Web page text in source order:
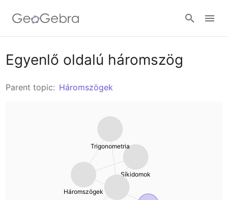
Anyagok
Geometria
Trigonometria
Calculators
Grafikus számológép
Join Lesson
Bejelentkezés
Egyenlő oldalú háromszög
Parent topic: Háromszögek
Háromszögek
Síkidomok
Trigonometria